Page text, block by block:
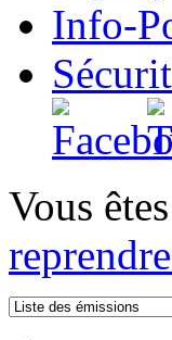
Info-
Vous